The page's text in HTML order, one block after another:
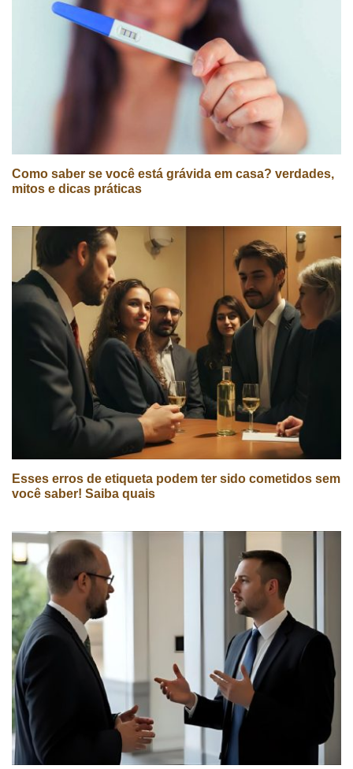
Como saber se você está grávida em casa? verdades,
mitos e dicas práticas
Esses erros de etiqueta podem ter sido cometidos sem
você saber! Saiba quais